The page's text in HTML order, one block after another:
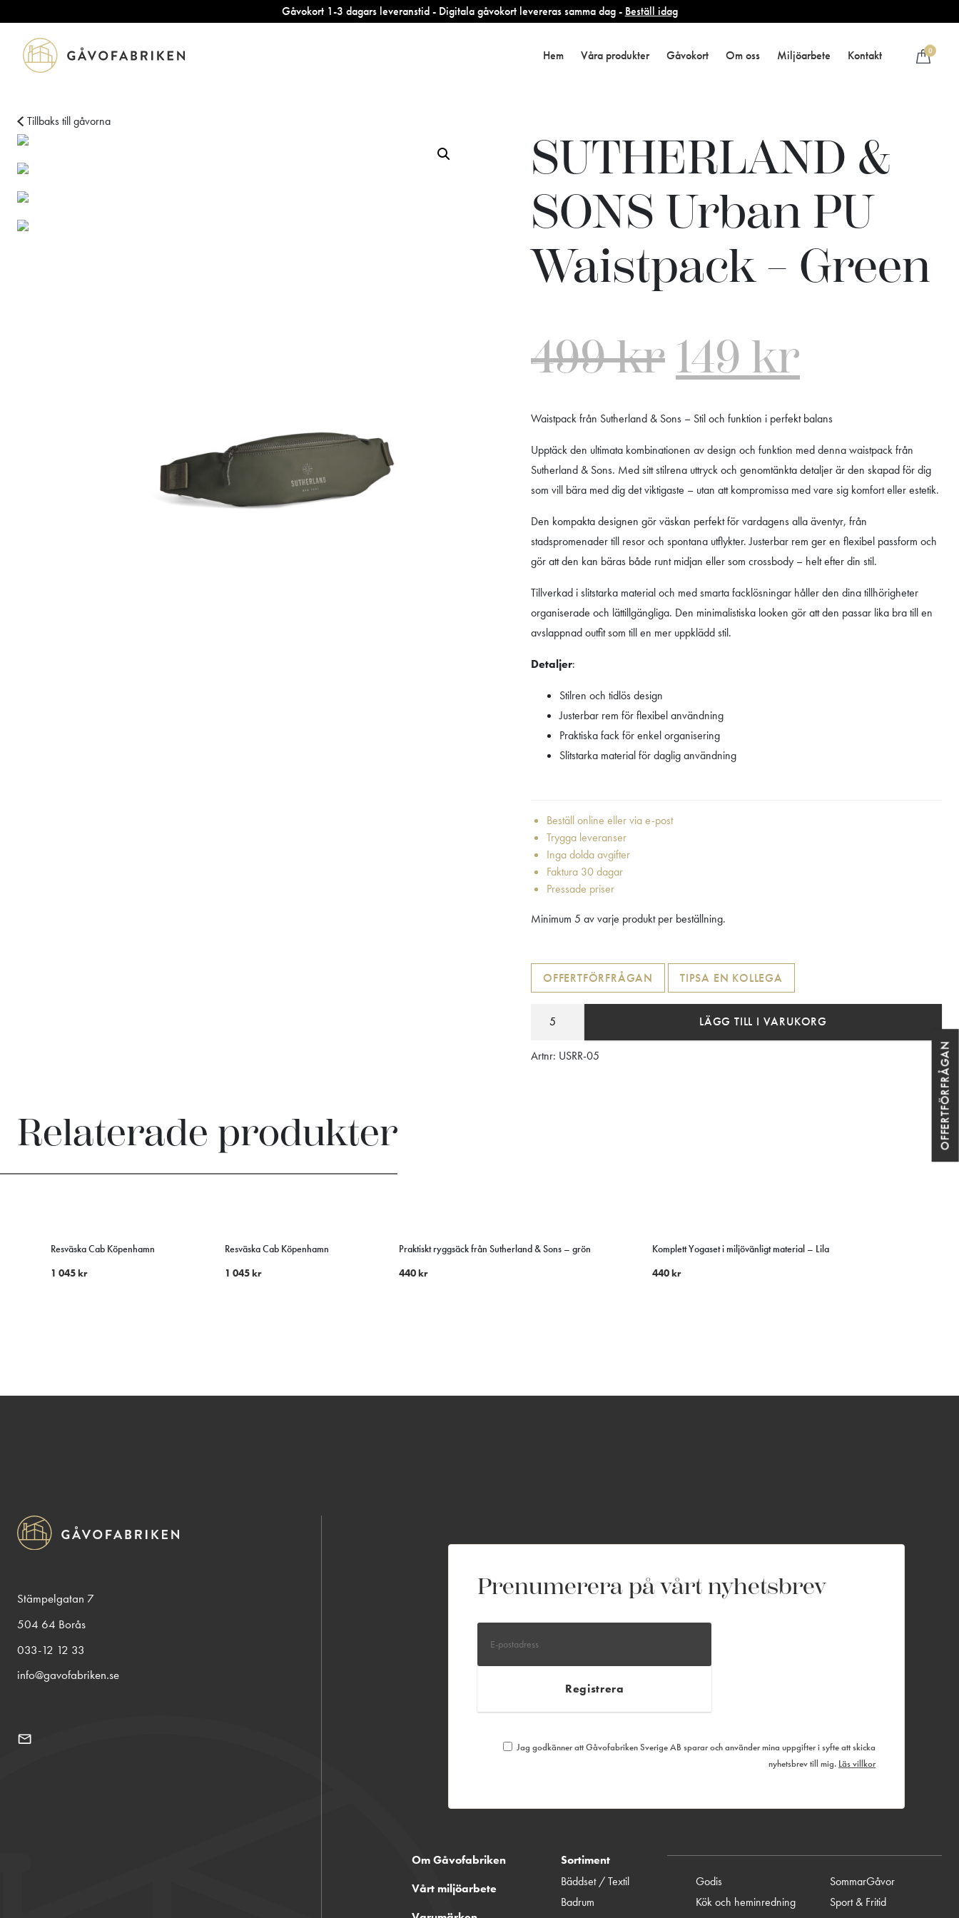
Gåvokort 1-3 dagars leveranstid - Digitala gåvokort levereras samma dag - Beställ idag
Hem Våra produkter Gåvokort Om oss Miljöarbete Kontakt 0
Tillbaks till gåvorna
SUTHERLAND &
SONS Urban PU
Waistpack – Green
499kr 149 kr
Waistpack från Sutherland & Sons – Stil och funktion i perfekt balans
Upptäck den ultimata kombinationen av design och funktion med denna waistpack från
Sutherland & Sons. Med sitt stilrena uttryck och genomtänkta detaljer är den skapad för dig
som vill bära med dig det viktigaste – utan att kompromissa med vare sig komfort eller estetik.
Den kompakta designen gör väskan perfekt för vardagens alla äventyr, från
stadspromenader till resor och spontana utflykter. Justerbar rem ger en flexibel passform och
gör att den kan bäras både runt midjan eller som crossbody – helt efter din stil.
Tillverkad i slitstarka material och med smarta facklösningar håller den dina tillhörigheter
organiserade och lättillgängliga. Den minimalistiska looken gör att den passar lika bra till en
avslappnad outfit som till en mer uppklädd stil.
Detaljer:
Stilren och tidlös design
Justerbar rem för flexibel användning
Praktiska fack för enkel organisering
Slitstarka material för daglig användning
Beställ online eller via e-post
Trygga leveranser
Inga dolda avgifter
Faktura 30 dagar
Pressade priser
Minimum 5 av varje produkt per beställning.
OFFERTFÖRFRÅGAN TIPSA EN KOLLEGA
LÄGG TILL I VARUKORG
Artnr: USRR-05
Relaterade produkter
Resväska Cab Köpenhamn
1 045kr
Resväska Cab Köpenhamn
1 045kr
Praktiskt ryggsäck från Sutherland & Sons – grön
440kr
Komplett Yogaset i miljövänligt material – Lila
440kr
Stämpelgatan 7
504 64 Borås
033-12 12 33
info@gavofabriken.se
Prenumerera på vårt nyhetsbrev
Jag godkänner att Gåvofabriken Sverige AB sparar och använder mina uppgifter i syfte att skicka
nyhetsbrev till mig. Läs villkor
Om Gåvofabriken
Vårt miljöarbete
Sortiment
Bäddset / Textil
Badrum
Godis
Kök och heminredning
SommarGåvor
Sport & Fritid
OFFERTFÖRFRÅGAN